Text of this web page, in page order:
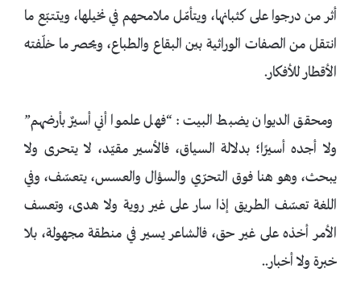
أثر من درجوا على كثبانها، ويتأمّل ملامحهم في نخيلها، ويتتبّع ما
انتقل من الصفات الوراثية بين البقاع والطباع، ويحصر ما خلّفته
الأقطار للأفكار.
ومحقق الديوان يضبط البيت: “فهل علموا أني أسيرٌ بأرضهم”
ولا أجده أسيرًا؛ بدلالة السياق، فالأسير مقيّد، لا يتحرى ولا
يبحث، وهو هنا فوق التحرّي والسؤال والعسس، يتعسّف، وفي
اللغة تعسّف الطريق إذا سار على غير روية ولا هدى، وتعسف
الأمر أخذه على غير حق، فالشاعر يسير في منطقة مجهولة، بلا
خبرة ولا أخبار..